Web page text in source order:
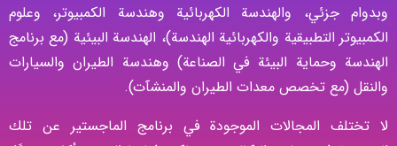
وبدوام جزئي، والهندسة الكهربائية وهندسة الكمبيوتر، وعلوم
الكمبيوتر التطبيقية والكهربائية الهندسة)، الهندسة البيئية (مع برنامج
الهندسة وحماية البيئة في الصناعة) وهندسة الطيران والسيارات
والنقل (مع تخصص معدات الطيران والمنشآت).
لا تختلف المجالات الموجودة في برنامج الماجستير عن تلك